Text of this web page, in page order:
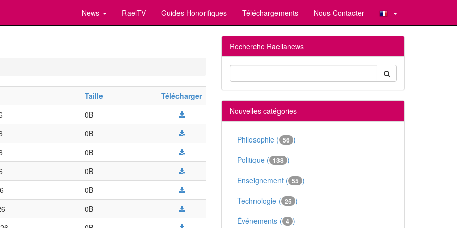
News RaelTV Guides Honorifiques Téléchargements Nous Contacter
Taille
Télécharger
0B
0B
0B
0B
0B
0B
Recherche Raelianews
Nouvelles catégories
Philosophie ( 56 )
Politique ( 138 )
Enseignement ( 55 )
Technologie ( 25 )
Événements ( 4 )